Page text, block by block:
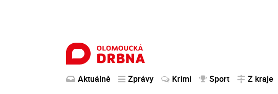
Aktuálně Zprávy Krimi Sport Z kraje